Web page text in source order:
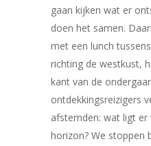
gaan kijken wat er
doen het samen.
met een lunch
richting de westkust,
kant van de
ontdekkingsreizigers
afstemden: wat ligt er
horizon? We stoppen